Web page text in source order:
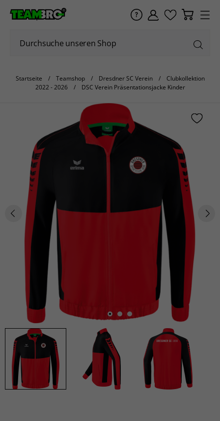
Startseite Teamshop Dresdner SC Verein
Clubkollektion
2022 - 2026
DSC Verein Präsentationsjacke Kinder